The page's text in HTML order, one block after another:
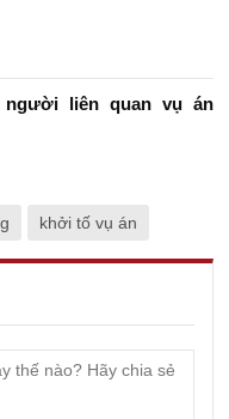
liên quan vụ án
khởi tố vụ án